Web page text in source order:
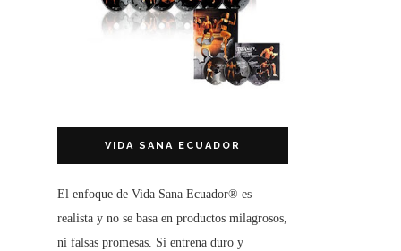
VIDA SANA ECUADOR
El enfoque de Vida Sana Ecuador® es
realista y no se basa en productos milagrosos,
ni falsas promesas. Si entrena duro y